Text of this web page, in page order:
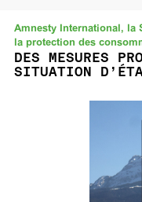
Amnesty International, la
la protection des
DES MESURES
SITUATION